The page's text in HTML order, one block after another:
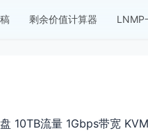
剩余价值计算器 LNMP
10TB流量 1Gbps带宽